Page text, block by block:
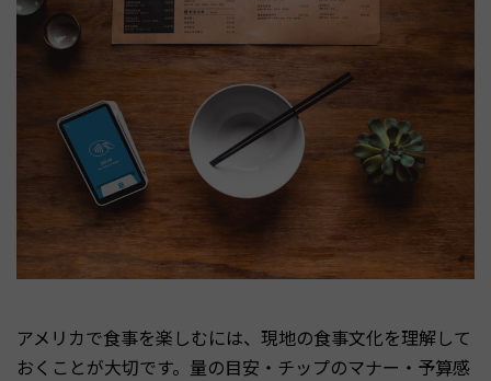
アメリカで食事を楽しむには、現地の食事文化を理解して
おくことが大切です。量の目安・チップのマナー・予算感